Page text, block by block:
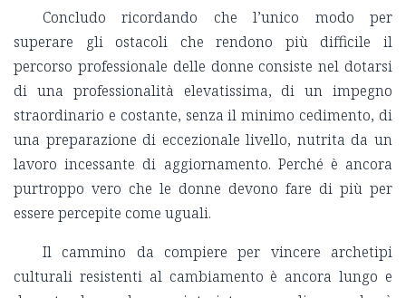
Concludo ricordando che l’unico modo per
superare gli ostacoli che rendono più difficile il
percorso professionale delle donne consiste nel dotarsi
di una professionalità elevatissima, di un impegno
straordinario e costante, senza il minimo cedimento, di
una preparazione di eccezionale livello, nutrita da un
lavoro incessante di aggiornamento. Perché è ancora
purtroppo vero che le donne devono fare di più per
essere percepite come uguali.
Il cammino da compiere per vincere archetipi
culturali resistenti al cambiamento è ancora lungo e